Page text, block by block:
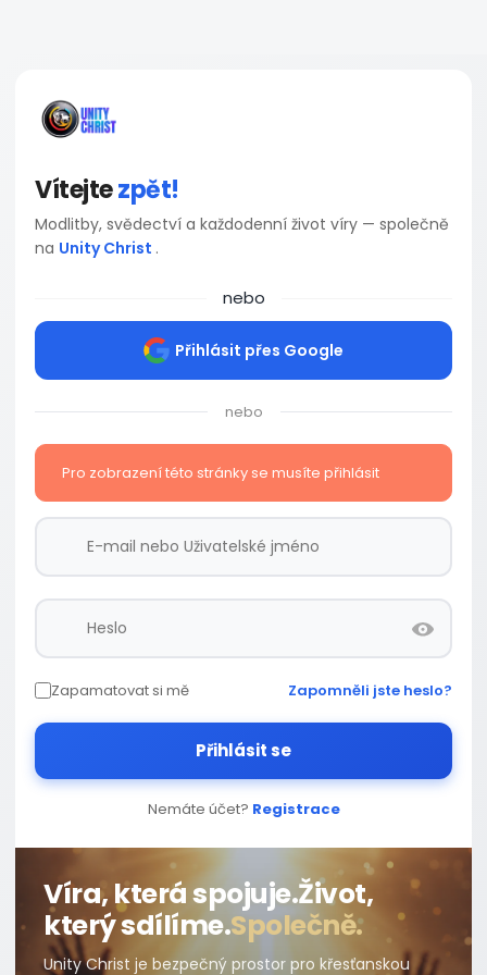
Vítejtezpět!
Modlitby, svědectví a každodenní život víry — společně
na Unity Christ .
nebo
Přihlásit přes Google
nebo
Pro zobrazení této stránky se musíte přihlásit
Zapamatovat si mě Zapomněli jste heslo?
Přihlásit se
Nemáte účet? Registrace
Víra, která spojuje.Život,
který sdílíme.Společně.
Unity Christ je bezpečný prostor pro křesťanskou